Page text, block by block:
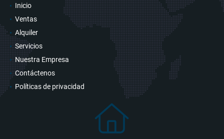
Inicio
Ventas
Alquiler
Servicios
Nuestra Empresa
Contáctenos
Políticas de privacidad